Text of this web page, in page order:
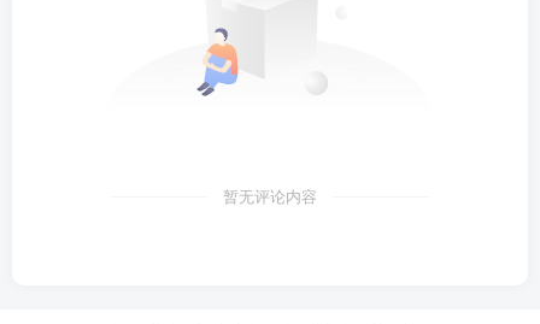
暂无评论内容